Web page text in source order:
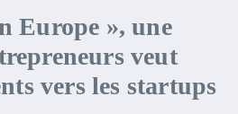
Europe », une
veut
vers les startups